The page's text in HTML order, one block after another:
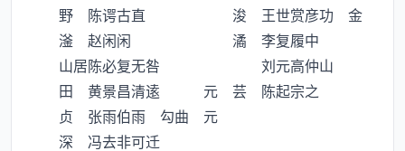
野 陈谔古直 浚 王世赏彦功 金
滏 赵闲闲 潏 李复履中
山居陈必复无咎 刘元高仲山
田 黄景昌清逺 元 芸 陈起宗之
贞 张雨伯雨 勾曲 元
深 冯去非可迁